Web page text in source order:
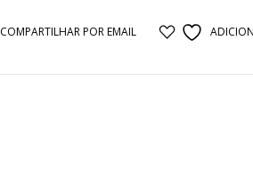
COMPARTILHAR POR EMAIL